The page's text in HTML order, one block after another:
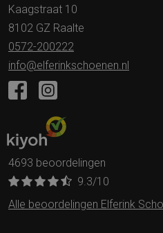
Kaagstraat 10
8102 GZ Raalte
0572-200222
info@elferinkschoenen.nl
4693 beoordelingen
9.3/10
Alle beoordelingen Elferink